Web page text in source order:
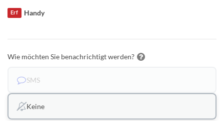
Handy
Erf
Wie möchten Sie benachrichtigt werden?
SMS
Keine